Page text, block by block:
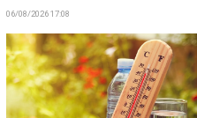
06/08/2026 17:08